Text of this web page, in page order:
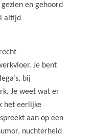
en gehoord
altijd
Je bent
bij
Je weet wat er
het eerlijke
aan op een
nuchterheid